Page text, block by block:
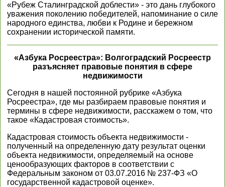
«Рубеж Сталинградской доблести» - это дань глубокого
уважения поколению победителей, напоминание о силе
народного единства, любви к Родине и бережном
сохранении исторической памяти.
«Азбука Росреестра»: Волгоградский Росреестр
разъясняет правовые понятия в сфере
недвижимости
Сегодня в нашей постоянной рубрике «Азбука
Росреестра», где мы разбираем правовые понятия и
термины в сфере недвижимости, расскажем о том, что
такое «Кадастровая стоимость».
Кадастровая стоимость объекта недвижимости -
полученный на определенную дату результат оценки
объекта недвижимости, определяемый на основе
ценообразующих факторов в соответствии с
Федеральным законом от 03.07.2016 № 237-ФЗ «О
государственной кадастровой оценке».